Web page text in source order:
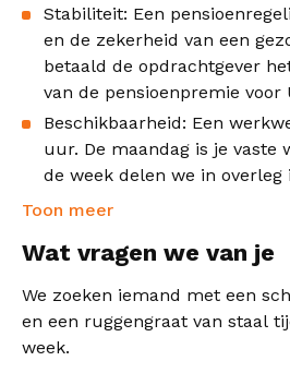
Je bent het aanspreekpunt
over pensioenen (BPF Bouw/
wetgeving. Samen met je
salarisadministratie vorm je
onze opdrachtgever een
blijft.
Stabiliteit: Een
en de zekerheid van een
betaald de opdrachtgever
van de pensioenpremie voor
Beschikbaarheid: Een
uur. De maandag is je vaste
de week delen we in overleg
Toon meer
Wat vragen we van je
We zoeken iemand met een
en een ruggengraat van staal
week.